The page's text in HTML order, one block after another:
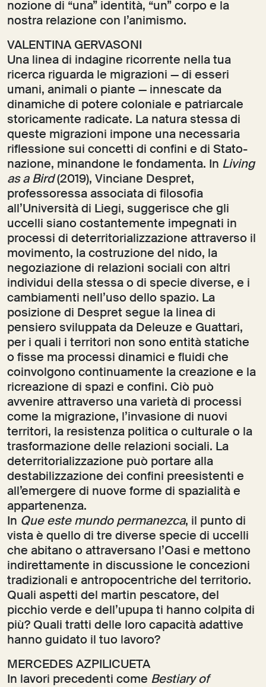
nozione di “una” identità, “un” corpo e la
nostra relazione con l’animismo.
VALENTINA GERVASONI
Una linea di indagine ricorrente nella tua
ricerca riguarda le migrazioni — di esseri
umani, animali o piante — innescate da
dinamiche di potere coloniale e patriarcale
storicamente radicate. La natura stessa di
queste migrazioni impone una necessaria
riflessione sui concetti di confini e di Stato-
nazione, minandone le fondamenta. In Living
as a Bird(2019), Vinciane Despret,
professoressa associata di filosofia
all’Università di Liegi, suggerisce che gli
uccelli siano costantemente impegnati in
processi di deterritorializzazione attraverso il
movimento, la costruzione del nido, la
negoziazione di relazioni sociali con altri
individui della stessa o di specie diverse, e i
cambiamenti nell’uso dello spazio. La
posizione di Despret segue la linea di
pensiero sviluppata da Deleuze e Guattari,
per i quali i territori non sono entità statiche
o fisse ma processi dinamici e fluidi che
coinvolgono continuamente la creazione e la
ricreazione di spazi e confini. Ciò può
avvenire attraverso una varietà di processi
come la migrazione, l’invasione di nuovi
territori, la resistenza politica o culturale o la
trasformazione delle relazioni sociali. La
deterritorializzazione può portare alla
destabilizzazione dei confini preesistenti e
all’emergere di nuove forme di spazialità e
appartenenza.
In Que este mundo permanezca, il punto di
vista è quello di tre diverse specie di uccelli
che abitano o attraversano l’Oasi e mettono
indirettamente in discussione le concezioni
tradizionali e antropocentriche del territorio.
Quali aspetti del martin pescatore, del
picchio verde e dell’upupa ti hanno colpita di
più? Quali tratti delle loro capacità adattive
hanno guidato il tuo lavoro?
MERCEDES AZPILICUETA
In lavori precedenti come Bestiary of